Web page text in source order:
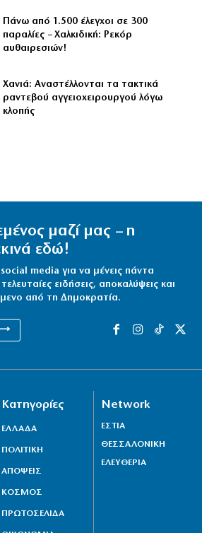
Πάνω από 1.500 έλεγχοι σε 300
παραλίες – Χαλκιδική: Ρεκόρ
αυθαιρεσιών!
Χανιά: Αναστέλλονται τα τακτικά
ραντεβού αγγειοχειρουργού λόγω
κλοπής
μαζί μας – η
εδώ!
media για να μένεις πάντα
ειδήσεις, αποκαλύψεις και
από τη Δημοκρατία.
⟶
Κατηγορίες
ΕΛΛΑΔΑ
ΠΟΛΙΤΙΚΗ
ΑΠΟΨΕΙΣ
ΚΟΣΜΟΣ
ΠΡΩΤΟΣΕΛΙΔΑ
Network
ΕΣΤΙΑ
ΘΕΣΣΑΛΟΝΙΚΗ
ΕΛΕΥΘΕΡΙΑ